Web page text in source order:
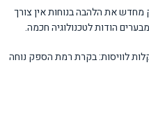
את הלהבה בנוחות אין צורך
הודות לטכנולוגיה חכמה.
לוויסות: בקרת רמת הספק נוחה